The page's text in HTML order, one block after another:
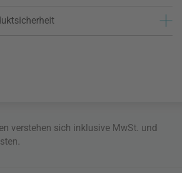
verstehen sich inklusive MwSt. und